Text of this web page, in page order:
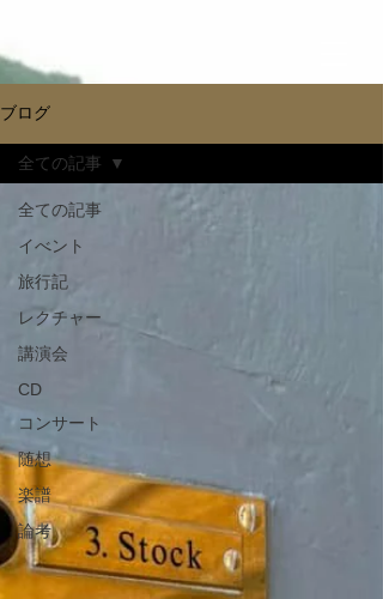
ブログ
全ての記事
イべント
旅行記
レクチャー
講演会
CD
コンサート
随想
楽譜
論考
全ての記事